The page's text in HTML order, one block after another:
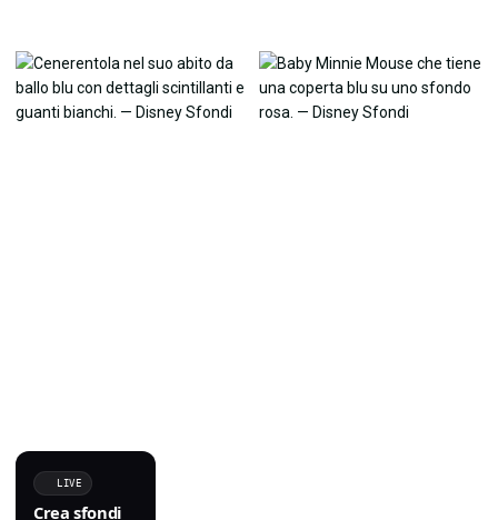
LIVE
Crea sfondi